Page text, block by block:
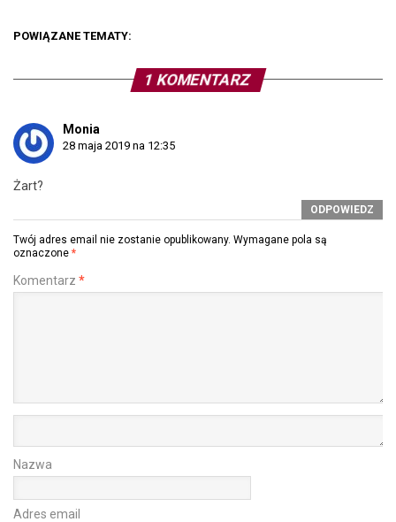
POWIĄZANE TEMATY:
1 KOMENTARZ
Monia
28 maja 2019 na 12:35
Żart?
ODPOWIEDZ
Twój adres email nie zostanie opublikowany. Wymagane pola są
oznaczone *
Komentarz *
Nazwa
Adres email